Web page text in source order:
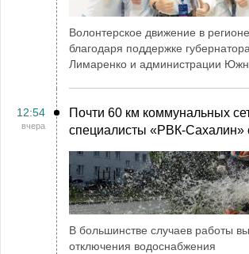
Волонтерское движение в
благодаря поддержке
Лимаренко и администрации
12:54
вчера
Почти 60 км коммунальных
специалисты «РВК‑Сахалин»
В большинстве случаев работы
отключения водоснабжения